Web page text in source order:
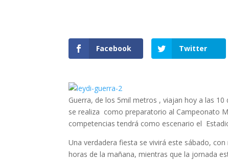
Facebook Twitter
Guerra, de los 5mil metros , viajan hoy a las
se realiza como preparatorio al Campeonato
competencias tendrá como escenario el
Una verdadera fiesta se vivirá este sábado,
horas de la mañana, mientras que la jornada